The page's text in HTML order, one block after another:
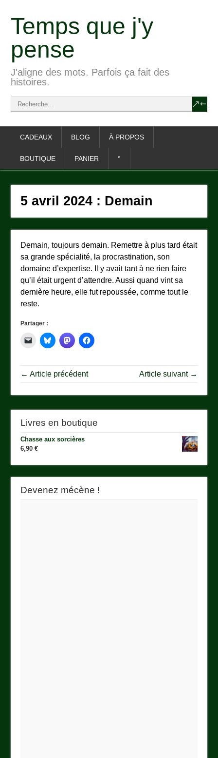
Temps que j'y
pense
J'aligne des mots. Parfois ça fait des
histoires.
CADEAUX BLOG À PROPOS
BOUTIQUE PANIER °
5 avril 2024 : Demain
Demain, toujours demain. Remettre à plus tard était
sa grande spécialité, la procrastination, son
domaine d’expertise. Il y avait tant à ne rien faire
qu’il était urgent d’attendre. Aussi quand vint sa
dernière heure, elle fut repoussée, comme tout le
reste.
Partager :
← Article précédent Article suivant →
Livres en boutique
Chasse aux sorcières
6,90€
Devenez mécène !